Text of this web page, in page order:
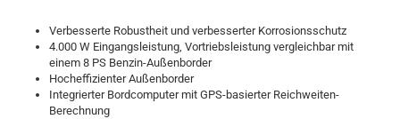
Verbesserte Robustheit und verbesserter Korrosionsschutz
4.000 W Eingangsleistung, Vortriebsleistung vergleichbar mit
einem 8 PS Benzin-Außenborder
Hocheffizienter Außenborder
Integrierter Bordcomputer mit GPS-basierter Reichweiten-
Berechnung